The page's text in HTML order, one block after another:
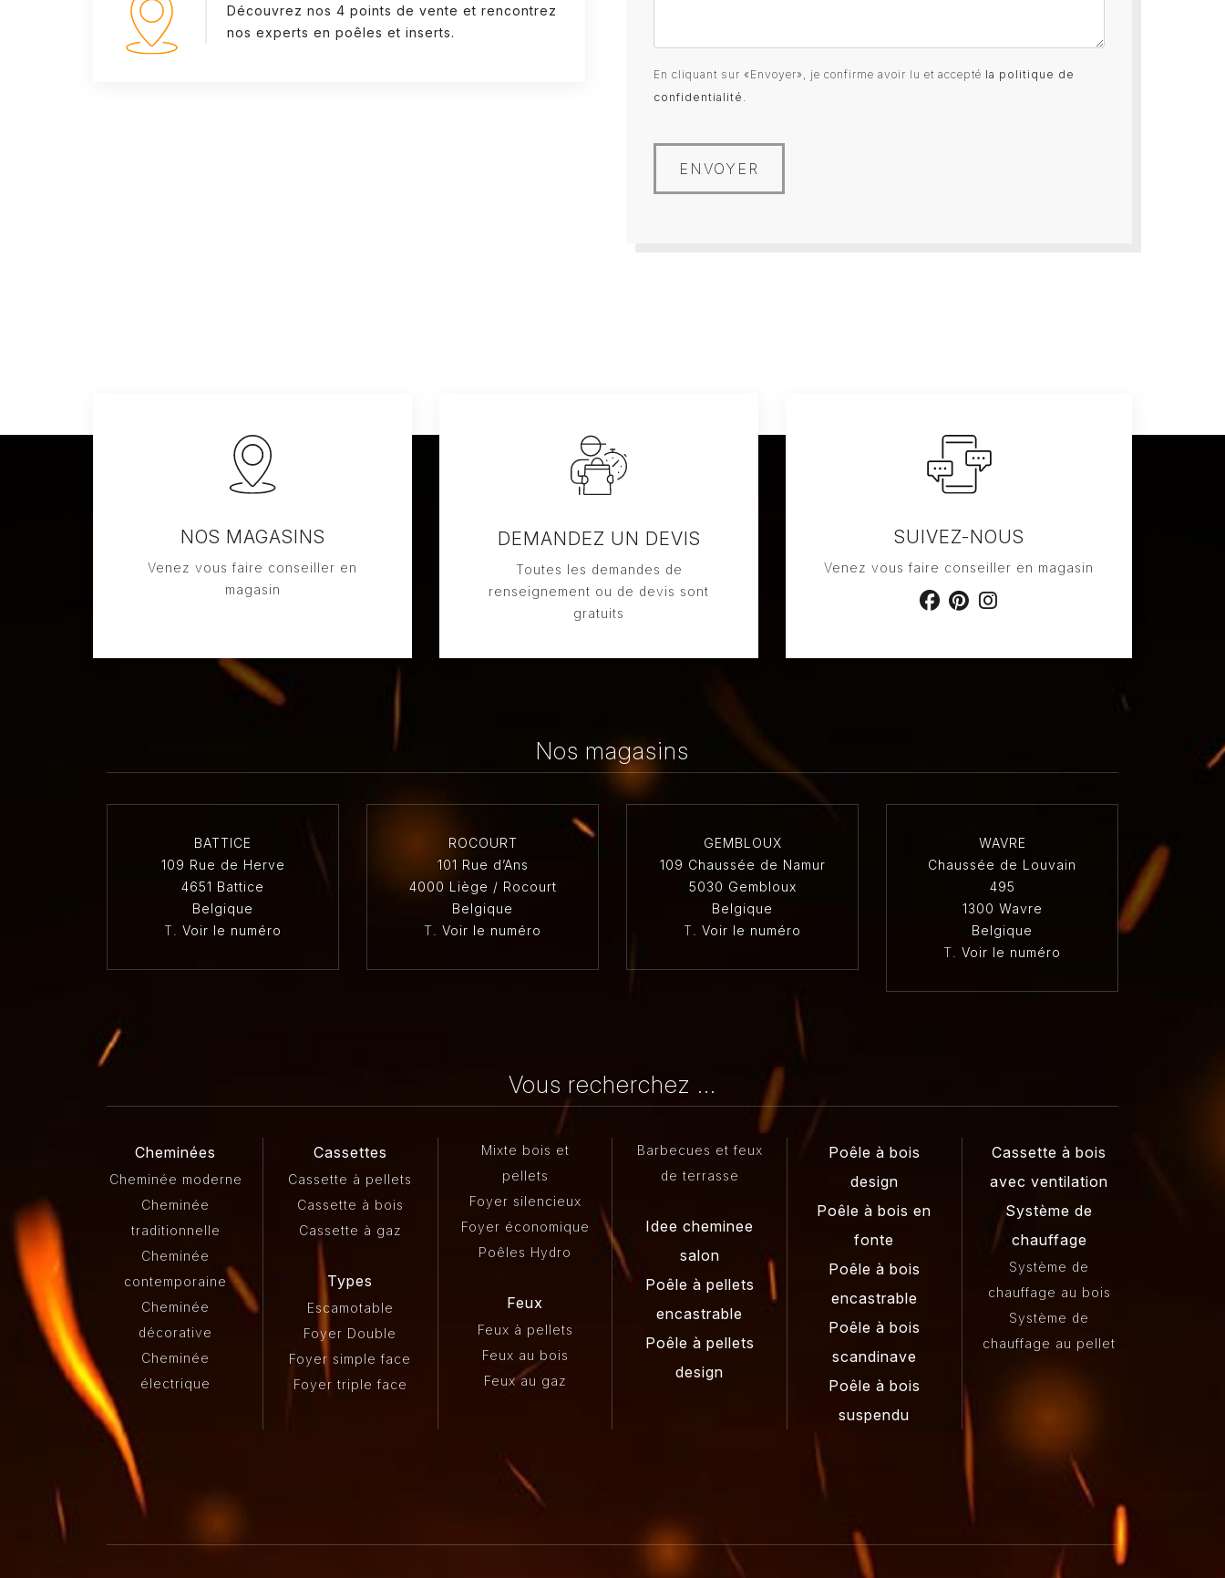
Découvrez nos 4 points de vente et rencontrez
nos experts en poêles et inserts.
En cliquant sur «Envoyer», je confirme avoir lu et accepté la politique de
confidentialité .
ENVOYER
NOS MAGASINS
Venez vous faire conseiller en
magasin
DEMANDEZ UN DEVIS
Toutes les demandes de
renseignement ou de devis sont
gratuits
SUIVEZ-NOUS
Venez vous faire conseiller en magasin
Nos magasins
BATTICE
109 Rue de Herve
4651 Battice
Belgique
T. Voir le numéro
ROCOURT
101 Rue d’Ans
4000 Liège / Rocourt
Belgique
T. Voir le numéro
GEMBLOUX
109 Chaussée de Namur
5030 Gembloux
Belgique
T. Voir le numéro
WAVRE
Chaussée de Louvain
495
1300 Wavre
Belgique
T. Voir le numéro
Vous recherchez ...
Cheminées
Cheminée moderne
Cheminée
traditionnelle
Cheminée
contemporaine
Cheminée
décorative
Cheminée
électrique
Cassettes
Cassette à pellets
Cassette à bois
Cassette à gaz
Types
Escamotable
Foyer Double
Foyer simple face
Foyer triple face
Mixte bois et
pellets
Foyer silencieux
Foyer économique
Poêles Hydro
Feux
Feux à pellets
Feux au bois
Feux au gaz
Barbecues et feux
de terrasse
Idee cheminee
salon
Poêle à pellets
encastrable
Poêle à pellets
design
Poêle à bois
design
Poêle à bois en
fonte
Poêle à bois
encastrable
Poêle à bois
scandinave
Poêle à bois
suspendu
Cassette à bois
avec ventilation
Système de
chauffage
Système de
chauffage au bois
Système de
chauffage au pellet